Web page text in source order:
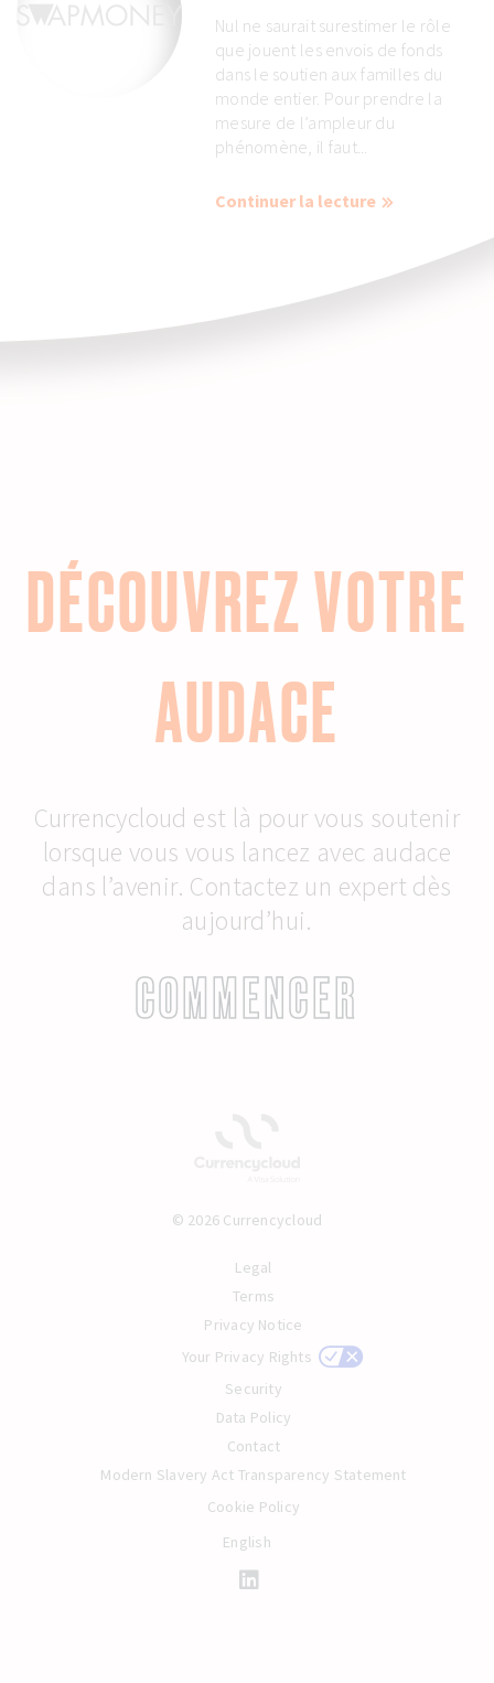
Nul ne saurait surestimer le rôle
que jouent les envois de fonds
dans le soutien aux familles du
monde entier. Pour prendre la
mesure de l’ampleur du
phénomène, il faut...
Continuer la lecture
DÉCOUVREZ VOTRE
AUDACE
Currencycloud est là pour vous soutenir
lorsque vous vous lancez avec audace
dans l’avenir. Contactez un expert dès
aujourd’hui.
COMMENCER
© 2026 Currencycloud
Legal
Terms
Privacy Notice
Your Privacy Rights
Security
Data Policy
Contact
Modern Slavery Act Transparency Statement
Cookie Policy
English